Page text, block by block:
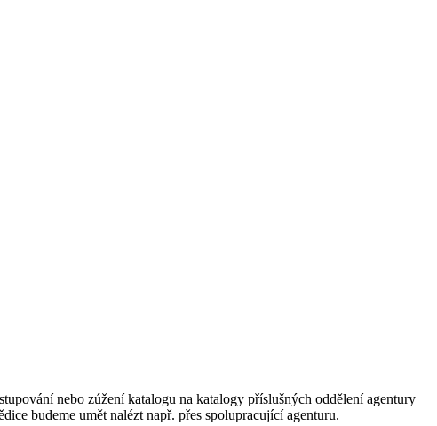
nebo zúžení katalogu na katalogy příslušných oddělení agentury
budeme umět nalézt např. přes spolupracující agenturu.